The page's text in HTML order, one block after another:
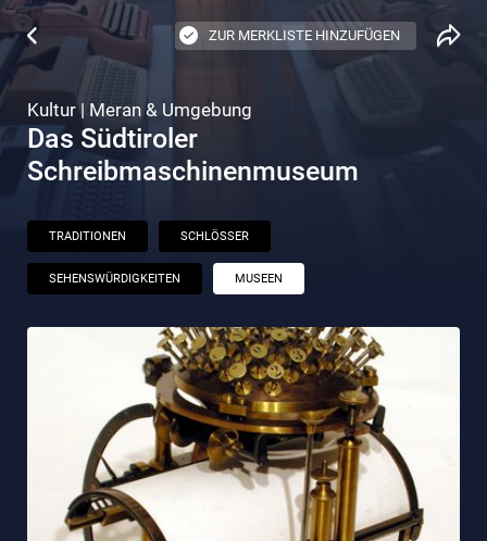
ZUR MERKLISTE HINZUFÜGEN
Kultur | Meran & Umgebung
Das Südtiroler
Schreibmaschinenmuseum
TRADITIONEN SCHLÖSSER
SEHENSWÜRDIGKEITEN MUSEEN